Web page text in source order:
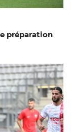
préparation